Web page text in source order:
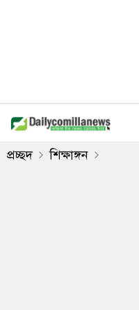
প্রচ্ছদ শিক্ষাঙ্গন